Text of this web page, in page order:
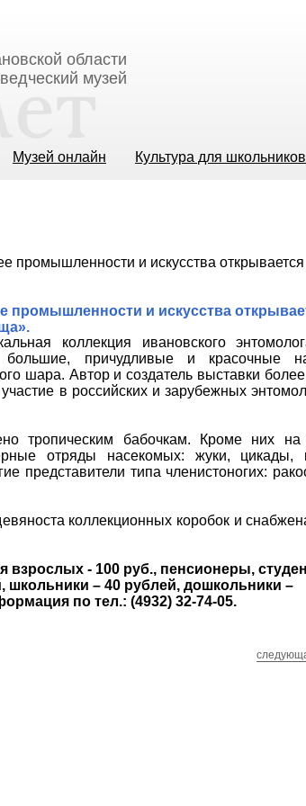
области
музей
Музей онлайн Культура для школьников
промышленности и искусства
коллекция ивановского
причудливые и красочные
шара. Автор и создатель выставки
в российских и зарубежных
тропическим бабочкам. Кроме них на
отряды насекомых: жуки, цикады,
представители типа членистоногих:
коллекционных коробок и
взрослых - 100 руб., пенсионеры,
школьники – 40 рублей, дошкольники –
по тел.: (4932) 32-74-05.